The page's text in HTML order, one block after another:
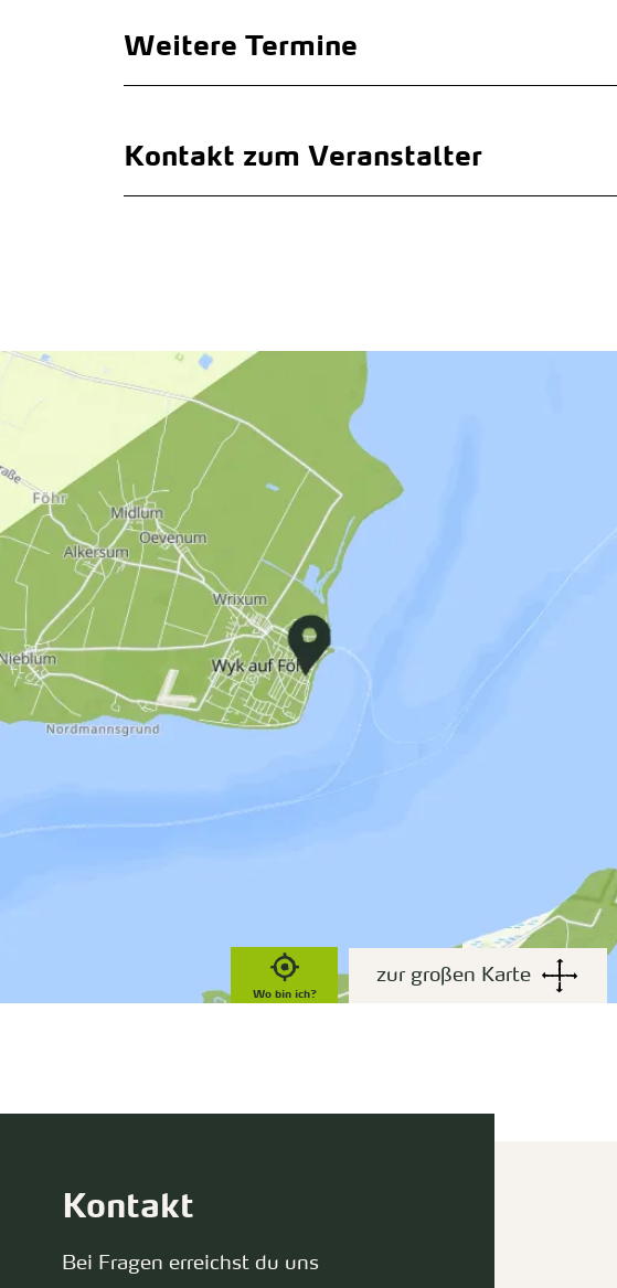
Weitere Termine
Kontakt zum Veranstalter
Wo bin ich?
zur großen Karte
Kontakt
Bei Fragen erreichst du uns